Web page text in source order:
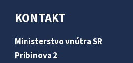
KONTAKT
Ministerstvo vnútra SR
Pribinova 2